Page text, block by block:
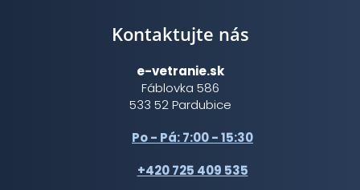
Kontaktujte nás
e-vetranie.sk
Fáblovka 586
533 52 Pardubice
Po - Pá: 7:00 - 15:30
+420 725 409 535